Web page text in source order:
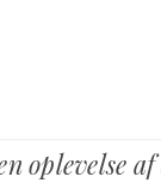
oplevelse